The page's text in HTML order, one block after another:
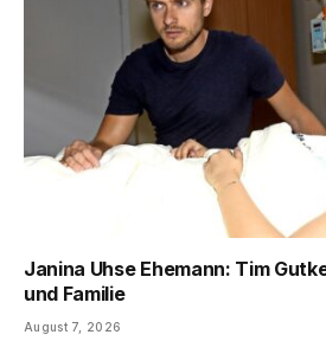
Janina Uhse Ehemann: Tim
und Familie
August 7, 2026